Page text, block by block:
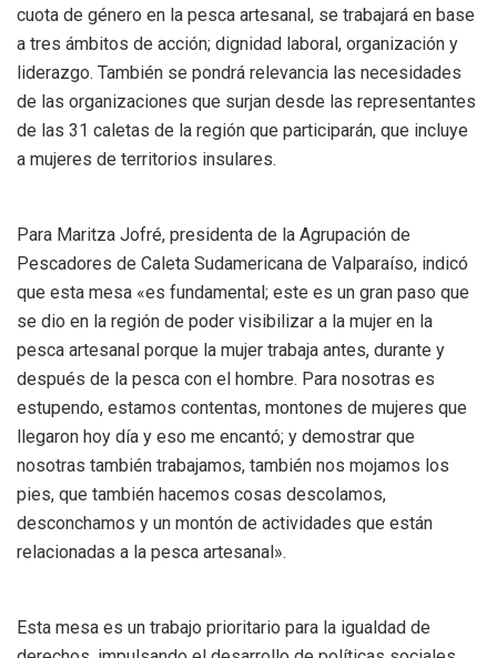
cuota de género en la pesca artesanal, se trabajará en base
a tres ámbitos de acción; dignidad laboral, organización y
liderazgo. También se pondrá relevancia las necesidades
de las organizaciones que surjan desde las representantes
de las 31 caletas de la región que participarán, que incluye
a mujeres de territorios insulares.
Para Maritza Jofré, presidenta de la Agrupación de
Pescadores de Caleta Sudamericana de Valparaíso, indicó
que esta mesa «es fundamental; este es un gran paso que
se dio en la región de poder visibilizar a la mujer en la
pesca artesanal porque la mujer trabaja antes, durante y
después de la pesca con el hombre. Para nosotras es
estupendo, estamos contentas, montones de mujeres que
llegaron hoy día y eso me encantó; y demostrar que
nosotras también trabajamos, también nos mojamos los
pies, que también hacemos cosas descolamos,
desconchamos y un montón de actividades que están
relacionadas a la pesca artesanal».
Esta mesa es un trabajo prioritario para la igualdad de